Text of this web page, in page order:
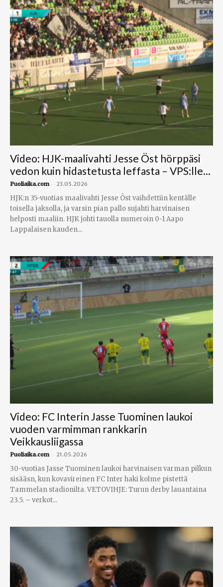
Video: HJK-maalivahti Jesse Öst hörppäsi
vedon kuin hidastetusta leffasta – VPS:lle...
Puoliaika.com - 23.05.2026
HJK:n 35-vuotias maalivahti Jesse Öst vaihdettiin kentälle
toisella jaksolla, ja varsin pian pallo sujahti harvinaisen
helposti maaliin. HJK johti tauolla numeroin 0-1 Aapo
Lappalaisen kauden...
Video: FC Interin Jasse Tuominen laukoi
vuoden varmimman rankkarin
Veikkausliigassa
Puoliaika.com - 21.05.2026
30-vuotias Jasse Tuominen laukoi harvinaisen varman pilkun
sisääsn, kun kovavireinen FC Inter haki kolme pistettä
Tammelan stadionilta. VETOVIHJE: Turun derby lauantaina
23.5. – verkot...